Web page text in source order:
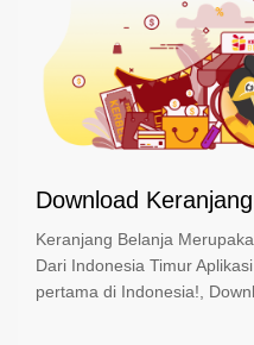
Download
Keranjang Belanja
Dari Indonesia Timur
pertama di Indonesia!,